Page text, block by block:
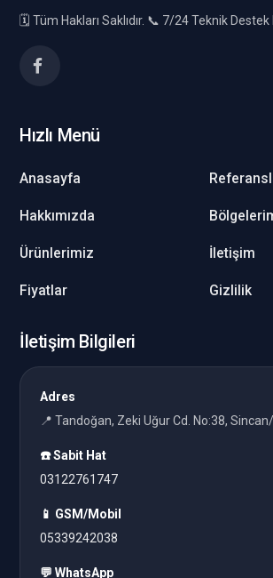
🗓️ Tüm Hakları Saklıdır. 📞 7/24 Teknik Destek
Hızlı Menü
Anasayfa
Hakkımızda
Ürünlerimiz
Fiyatlar
İletişim
Gizlilik
İletişim Bilgileri
Adres
📍 Tandoğan, Zeki Uğur Cd. No:38,
☎️ Sabit Hat
03122761747
📱 GSM/Mobil
05339242038
💬 WhatsApp